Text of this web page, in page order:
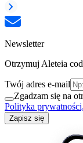
Newsletter
Otrzymuj Aleteia
Twój adres e-mail
Zgadzam się na
Polityka
Zapisz się